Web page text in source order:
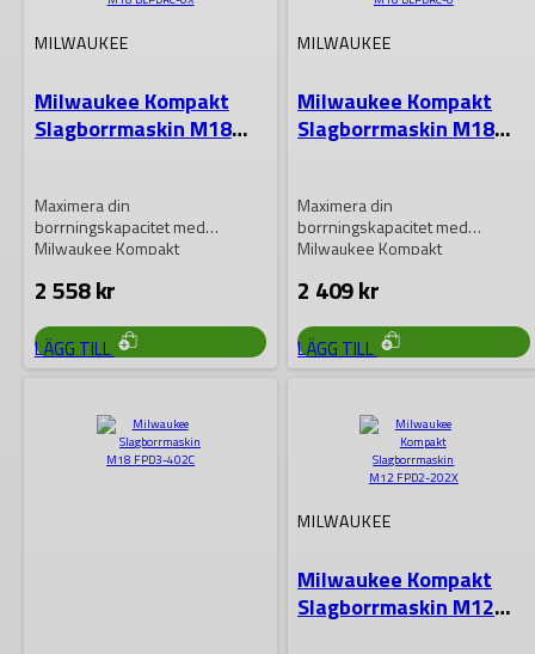
MILWAUKEE
Milwaukee Kompakt
Slagborrmaskin M18
Maximera din
borrningskapacitet med
Milwaukee Kompakt
0X! Kombinerar kraftfull
design….
2 558kr
LÄGG TILL
MILWAUKEE
Milwaukee Kompakt
Slagborrmaskin M18
Maximera din
borrningskapacitet med
Milwaukee Kompakt
Kombinerar kraftfull prestanda
2 409kr
LÄGG TILL
MILWAUKEE
Milwaukee Kompakt
Slagborrmaskin M12